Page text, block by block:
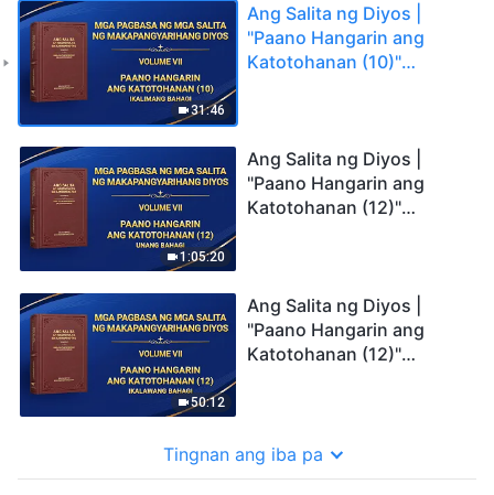
31:46
Ang Salita ng Diyos |
"Paano Hangarin ang
Katotohanan (10)"
1:05:20
Ang Salita ng Diyos |
"Paano Hangarin ang
Katotohanan (12)"
50:12
Ang Salita ng Diyos |
"Paano Hangarin ang
Katotohanan (12)"
Tingnan ang iba pa